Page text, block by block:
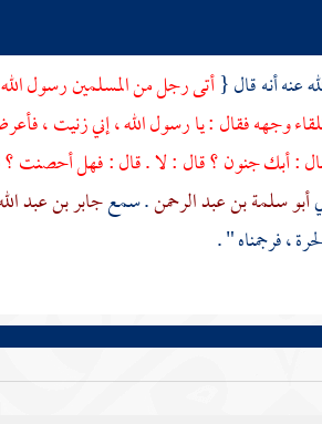
عنه أنه قال {أتى رجل من المسلمين رسول
وجهه فقال : يا رسول الله ، إني زنيت ،
: أبك جنون ؟ قال : لا . قال : فهل أحصنت ؟
أبو سلمة بن عبد الرحمن. سمعجابر بن عبد
، فرجمناه " .